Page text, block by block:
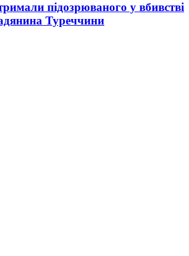
підозрюваного у вбивстві
Туреччини